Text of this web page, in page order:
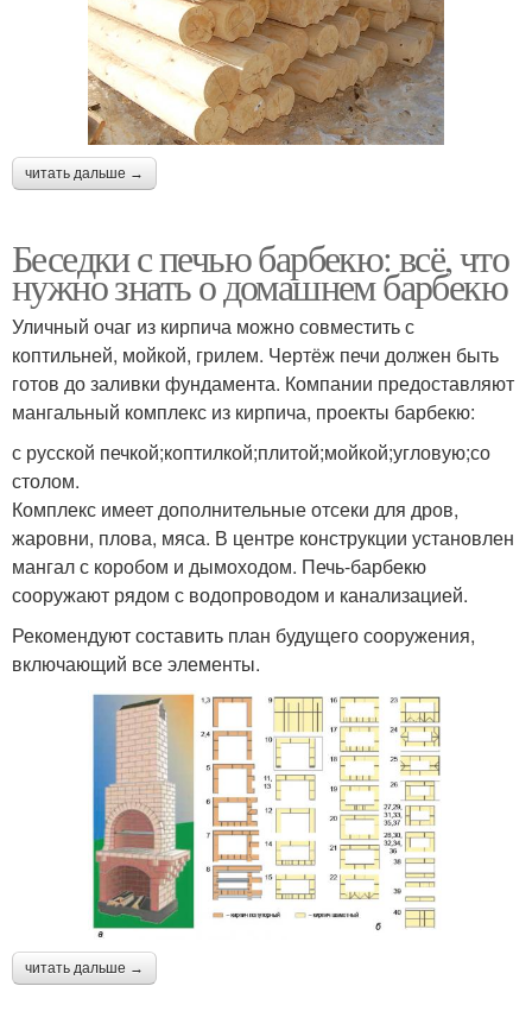
читать дальше →
Беседки с печью барбекю: всё, что
нужно знать о домашнем барбекю
Уличный очаг из кирпича можно совместить с
коптильней, мойкой, грилем. Чертёж печи должен быть
готов до заливки фундамента. Компании предоставляют
мангальный комплекс из кирпича, проекты барбекю:
с русской печкой;коптилкой;плитой;мойкой;угловую;со
столом.
Комплекс имеет дополнительные отсеки для дров,
жаровни, плова, мяса. В центре конструкции установлен
мангал с коробом и дымоходом. Печь-барбекю
сооружают рядом с водопроводом и канализацией.
Рекомендуют составить план будущего сооружения,
включающий все элементы.
читать дальше →